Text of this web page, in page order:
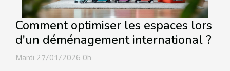
Comment optimiser les espaces lors
d'un déménagement international ?
Mardi 27/01/2026 0h